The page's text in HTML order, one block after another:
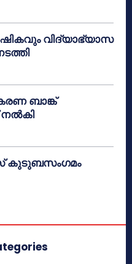
വിദ്യാഭ്യാസ
ബാങ്ക്
കുടുബസംഗമം